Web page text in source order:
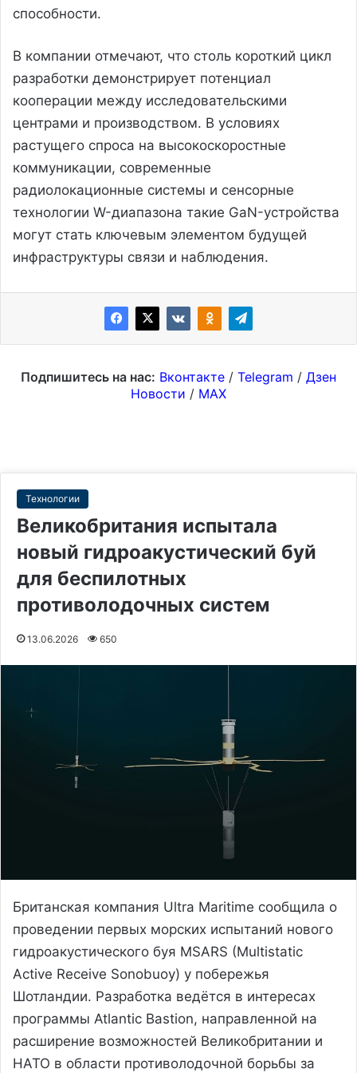
способности.
В компании отмечают, что столь короткий цикл
разработки демонстрирует потенциал
кооперации между исследовательскими
центрами и производством. В условиях
растущего спроса на высокоскоростные
коммуникации, современные
радиолокационные системы и сенсорные
технологии W-диапазона такие GaN-устройства
могут стать ключевым элементом будущей
инфраструктуры связи и наблюдения.
Подпишитесь на нас: Вконтакте / Telegram / Дзен
Новости / MAX